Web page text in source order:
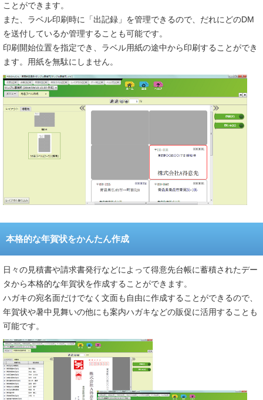
ことができます。
また、ラベル印刷時に「出記録」を管理できるので、だれにどのDM
を送付しているか管理することも可能です。
印刷開始位置を指定でき、ラベル用紙の途中から印刷することができ
ます。用紙を無駄にしません。
本格的な年賀状をかんたん作成
日々の見積書や請求書発行などによって得意先台帳に蓄積されたデー
タから本格的な年賀状を作成することができます。
ハガキの宛名面だけでなく文面も自由に作成することができるので、
年賀状や暑中見舞いの他にも案内ハガキなどの販促に活用することも
可能です。